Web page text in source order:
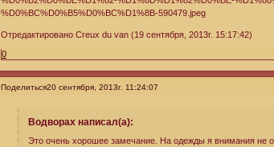
Отредактировано Creux du van (19 сентября, 2013г. 15:17:42)
0
Поделиться20 сентября, 2013г. 11:24:07
Водворах написал(а):
Это очень хорошее замечание. На одежды я внимания не